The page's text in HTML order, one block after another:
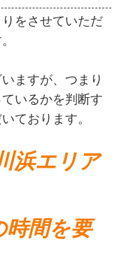
をさせていただ
ますが、つまり
いるかを判断す
ております。
浜エリア
時間を要